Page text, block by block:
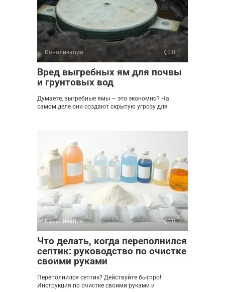
Канализация 0
Вред выгребных ям для почвы
и грунтовых вод
Думаете, выгребные ямы — это экономно? На
самом деле они создают скрытую угрозу для
Канализация 0
Что делать, когда переполнился
септик: руководство по очистке
своими руками
Переполнился септик? Действуйте быстро!
Инструкция по очистке своими руками и